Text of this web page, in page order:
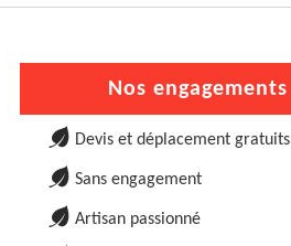
Nos engagements
Devis et déplacement gratuits
Sans engagement
Artisan passionné